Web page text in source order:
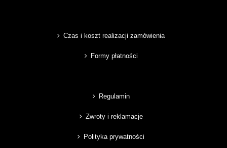
Czas i koszt realizacji zamówienia
Formy płatności
Regulamin
Zwroty i reklamacje
Polityka prywatności